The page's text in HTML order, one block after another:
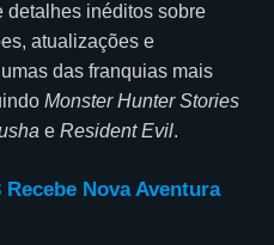
detalhes inéditos sobre
atualizações e
das franquias mais
Monster Hunter Stories
e Resident Evil.
Nova Aventura